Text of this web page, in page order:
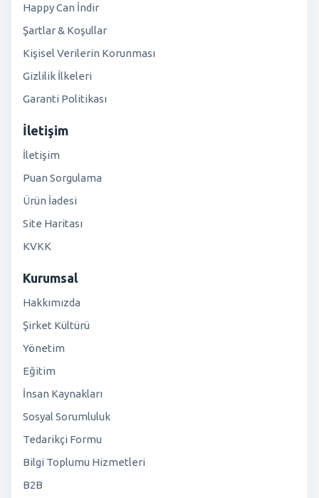
Happy Can İndir
Şartlar & Koşullar
Kişisel Verilerin Korunması
Gizlilik İlkeleri
Garanti Politikası
İletişim
İletişim
Puan Sorgulama
Ürün İadesi
Site Haritası
KVKK
Kurumsal
Hakkımızda
Şirket Kültürü
Yönetim
Eğitim
İnsan Kaynakları
Sosyal Sorumluluk
Tedarikçi Formu
Bilgi Toplumu Hizmetleri
B2B